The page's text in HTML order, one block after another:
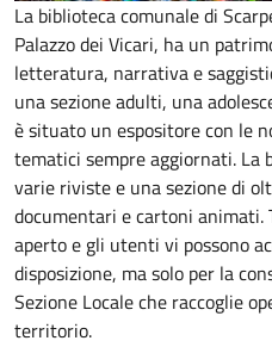
La biblioteca comunale di
Palazzo dei Vicari, ha un
letteratura, narrativa e
una sezione adulti, una
è situato un espositore con le
tematici sempre aggiornati. La
varie riviste e una sezione di
documentari e cartoni
aperto e gli utenti vi possono
disposizione, ma solo per la
Sezione Locale che raccoglie
territorio.